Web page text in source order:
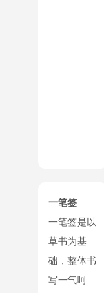
一笔签
一笔签是以
草书为基
础，整体书
写一气呵